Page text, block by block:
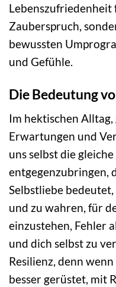
Lebenszufriedenheit
Zauberspruch,
bewussten
und Gefühle.
Die Bedeutung
Im hektischen
Erwartungen und
uns selbst die
entgegenzubringen,
Selbstliebe
und zu wahren, für
einzustehen, Fehler
und dich selbst zu
Resilienz, denn
besser gerüstet, mit